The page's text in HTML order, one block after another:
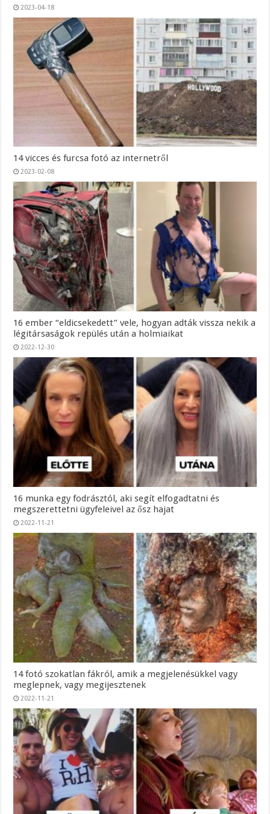
2023-04-18
14 vicces és furcsa fotó az internetről
2023-02-08
16 ember “eldicsekedett” vele, hogyan adták vissza nekik a
légitársaságok repülés után a holmiaikat
2022-12-30
16 munka egy fodrásztól, aki segít elfogadtatni és
megszerettetni ügyfeleivel az ősz hajat
2022-11-21
14 fotó szokatlan fákról, amik a megjelenésükkel vagy
meglepnek, vagy megijesztenek
2022-11-21